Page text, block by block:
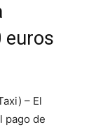
euros
– El
pago de